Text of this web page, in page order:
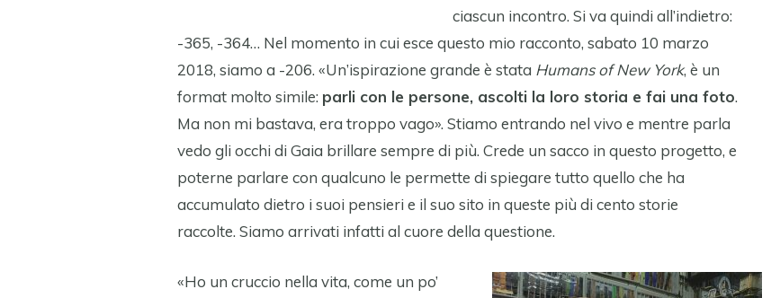
ciascun incontro. Si va quindi all’indietro:
-365, -364… Nel momento in cui esce questo mio racconto, sabato 10 marzo
2018, siamo a -206. «Un’ispirazione grande è stata Humans of New York, è un
format molto simile: parli con le persone, ascolti la loro storia e fai una foto.
Ma non mi bastava, era troppo vago». Stiamo entrando nel vivo e mentre parla
vedo gli occhi di Gaia brillare sempre di più. Crede un sacco in questo progetto, e
poterne parlare con qualcuno le permette di spiegare tutto quello che ha
accumulato dietro i suoi pensieri e il suo sito in queste più di cento storie
raccolte. Siamo arrivati infatti al cuore della questione.
«Ho un cruccio nella vita, come un po’